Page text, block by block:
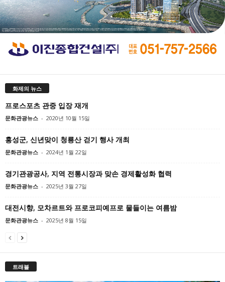
화제의 뉴스
프로스포츠 관중 입장 재개
문화관광뉴스 - 2020년 10월 15일
홍성군, 신년맞이 청룡산 걷기 행사 개최
문화관광뉴스 - 2024년 1월 22일
경기관광공사, 지역 전통시장과 맞손 경제활성화 협력
문화관광뉴스 - 2025년 3월 27일
대전시향, 모차르트와 프로코피예프로 물들이는 여름밤
문화관광뉴스 - 2025년 8월 15일
트래블